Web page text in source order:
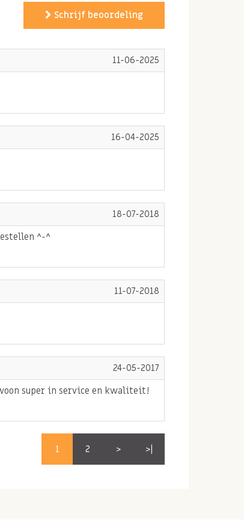
Schrijf beoordeling
11-06-2025
16-04-2025
18-07-2018
^-^
11-07-2018
24-05-2017
super in service en kwaliteit!
1 2 > >|